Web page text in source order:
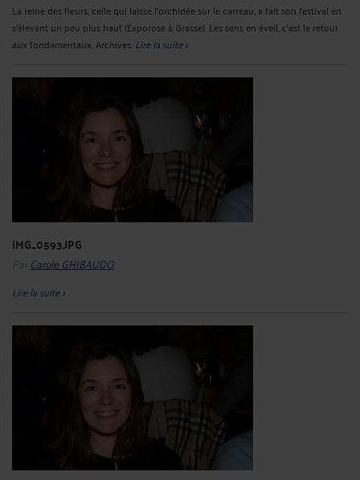
La reine des fleurs, celle qui laisse l'orchidée sur le carreau, a fait son festival en
s'élevant un peu plus haut (Exporose à Grasse). Les sens en éveil, c'est le retour
aux fondamentaux. Archives. Lire la suite >
IMG_0593.JPG
Par Carole GHIBAUDO
Lire la suite >